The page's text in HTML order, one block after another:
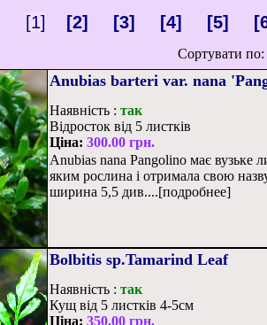
[1] [2] [3] [4] [5]
Сортувати по:
Anubias barteri var. nana
Наявність :так
Відросток від 5 листків
Ціна:300.00 грн.
Anubias nana Pangolino має вузьке
яким рослина і отримала свою
ширина 5,5 див....[подробнее]
Bolbitis sp.Tamarind Leaf
Наявність :так
Кущ від 5 листків 4-5см
Ціна:350.00 грн.